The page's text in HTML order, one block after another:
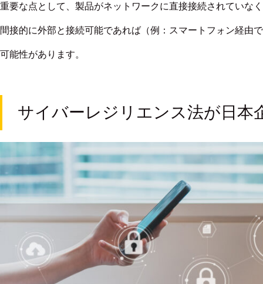
重要な点として、製品がネットワークに直接接続されていな
間接的に外部と接続可能であれば（例：スマートフォン経由
可能性があります。
サイバーレジリエンス法が日本